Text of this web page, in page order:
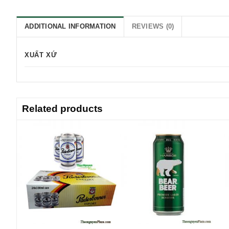
ADDITIONAL INFORMATION REVIEWS (0)
XUẤT XỨ
Related products